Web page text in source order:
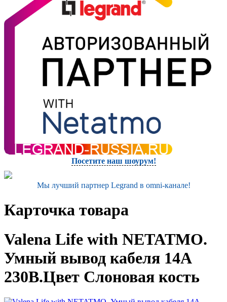
Посетите наш шоурум!
Мы лучший партнер Legrand в omni-канале!
Карточка товара
Valena Life with NETATMO.
Умный вывод кабеля 14А
230В.Цвет Слоновая кость